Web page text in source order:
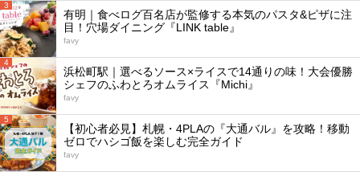
3
有明｜食べログ百名店が監修する本気のパスタ&ピザに注
目！穴場ダイニング『LINK table』
favy
4
浜松町駅｜選べるソース×ライスで14通りの味！大会優勝
シェフのふわとろオムライス『Michi』
favy
5
【初心者必見】札幌・4PLAの『大通バル』を攻略！移動
ゼロでハシゴ飯を楽しむ完全ガイド
favy